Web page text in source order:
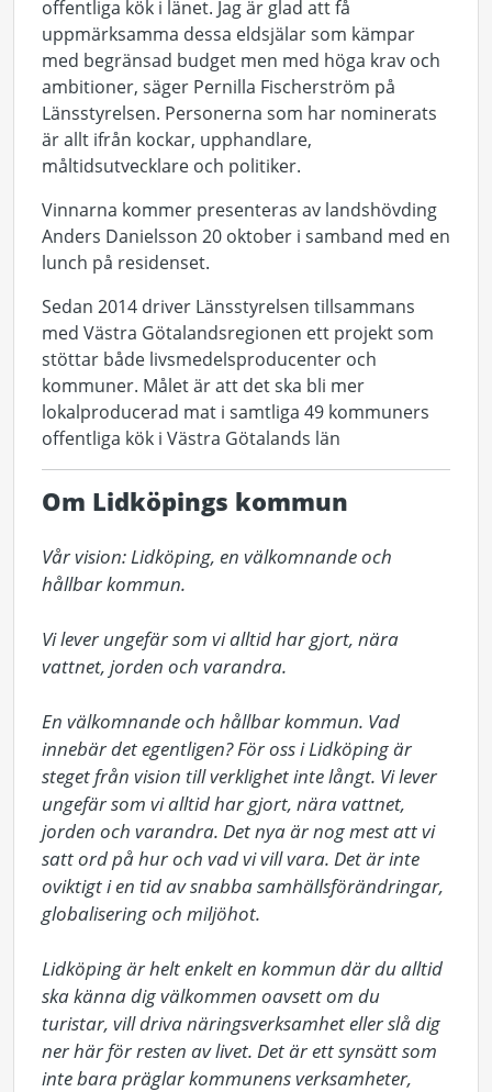
offentliga kök i länet. Jag är glad att få
uppmärksamma dessa eldsjälar som kämpar
med begränsad budget men med höga krav och
ambitioner, säger Pernilla Fischerström på
Länsstyrelsen. Personerna som har nominerats
är allt ifrån kockar, upphandlare,
måltidsutvecklare och politiker.
Vinnarna kommer presenteras av landshövding
Anders Danielsson 20 oktober i samband med en
lunch på residenset.
Sedan 2014 driver Länsstyrelsen tillsammans
med Västra Götalandsregionen ett projekt som
stöttar både livsmedelsproducenter och
kommuner. Målet är att det ska bli mer
lokalproducerad mat i samtliga 49 kommuners
offentliga kök i Västra Götalands län
Om Lidköpings kommun
Vår vision: Lidköping, en välkomnande och
hållbar kommun.
Vi lever ungefär som vi alltid har gjort, nära
vattnet, jorden och varandra.
En välkomnande och hållbar kommun. Vad
innebär det egentligen? För oss i Lidköping är
steget från vision till verklighet inte långt. Vi lever
ungefär som vi alltid har gjort, nära vattnet,
jorden och varandra. Det nya är nog mest att vi
satt ord på hur och vad vi vill vara. Det är inte
oviktigt i en tid av snabba samhällsförändringar,
globalisering och miljöhot.
Lidköping är helt enkelt en kommun där du alltid
ska känna dig välkommen oavsett om du
turistar, vill driva näringsverksamhet eller slå dig
ner här för resten av livet. Det är ett synsätt som
inte bara präglar kommunens verksamheter,